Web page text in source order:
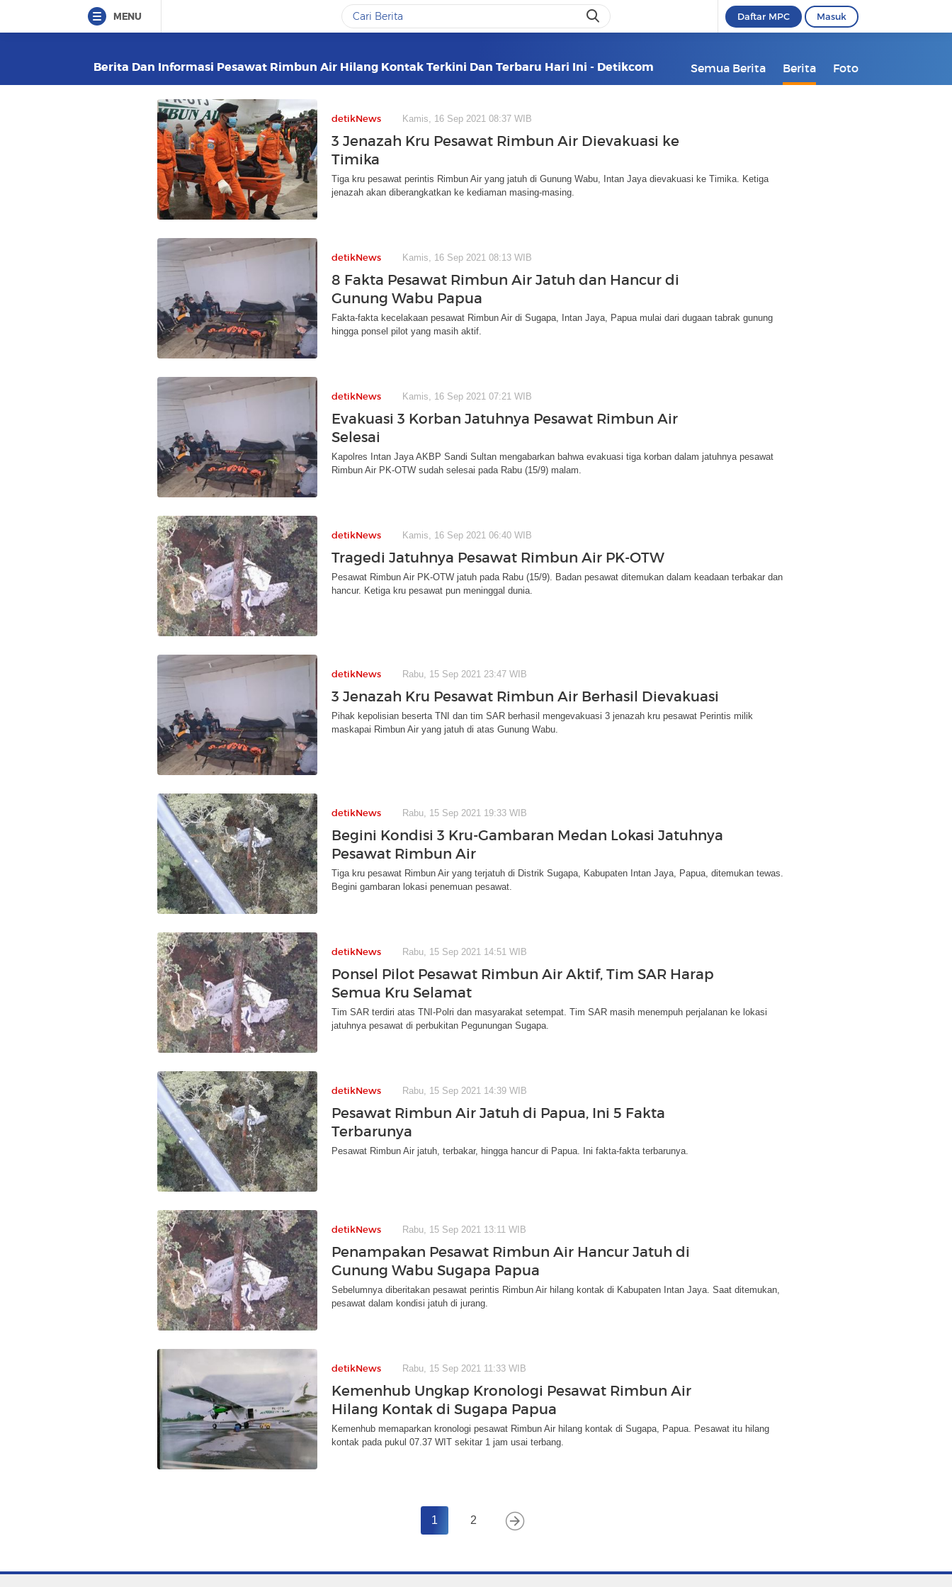
MENU Daftar MPC Masuk
Berita Dan Informasi Pesawat Rimbun Air Hilang Kontak Terkini Dan Terbaru Hari Ini - Detikcom Semua Berita Berita Foto
detikNews Kamis, 16 Sep 2021 08:37 WIB
3 Jenazah Kru Pesawat Rimbun Air Dievakuasi ke
Timika
Tiga kru pesawat perintis Rimbun Air yang jatuh di Gunung Wabu, Intan Jaya dievakuasi ke Timika. Ketiga
jenazah akan diberangkatkan ke kediaman masing-masing.
detikNews Kamis, 16 Sep 2021 08:13 WIB
8 Fakta Pesawat Rimbun Air Jatuh dan Hancur di
Gunung Wabu Papua
Fakta-fakta kecelakaan pesawat Rimbun Air di Sugapa, Intan Jaya, Papua mulai dari dugaan tabrak gunung
hingga ponsel pilot yang masih aktif.
detikNews Kamis, 16 Sep 2021 07:21 WIB
Evakuasi 3 Korban Jatuhnya Pesawat Rimbun Air
Selesai
Kapolres Intan Jaya AKBP Sandi Sultan mengabarkan bahwa evakuasi tiga korban dalam jatuhnya pesawat
Rimbun Air PK-OTW sudah selesai pada Rabu (15/9) malam.
detikNews Kamis, 16 Sep 2021 06:40 WIB
Tragedi Jatuhnya Pesawat Rimbun Air PK-OTW
Pesawat Rimbun Air PK-OTW jatuh pada Rabu (15/9). Badan pesawat ditemukan dalam keadaan terbakar dan
hancur. Ketiga kru pesawat pun meninggal dunia.
detikNews Rabu, 15 Sep 2021 23:47 WIB
3 Jenazah Kru Pesawat Rimbun Air Berhasil Dievakuasi
Pihak kepolisian beserta TNI dan tim SAR berhasil mengevakuasi 3 jenazah kru pesawat Perintis milik
maskapai Rimbun Air yang jatuh di atas Gunung Wabu.
detikNews Rabu, 15 Sep 2021 19:33 WIB
Begini Kondisi 3 Kru-Gambaran Medan Lokasi Jatuhnya
Pesawat Rimbun Air
Tiga kru pesawat Rimbun Air yang terjatuh di Distrik Sugapa, Kabupaten Intan Jaya, Papua, ditemukan tewas.
Begini gambaran lokasi penemuan pesawat.
detikNews Rabu, 15 Sep 2021 14:51 WIB
Ponsel Pilot Pesawat Rimbun Air Aktif, Tim SAR Harap
Semua Kru Selamat
Tim SAR terdiri atas TNI-Polri dan masyarakat setempat. Tim SAR masih menempuh perjalanan ke lokasi
jatuhnya pesawat di perbukitan Pegunungan Sugapa.
detikNews Rabu, 15 Sep 2021 14:39 WIB
Pesawat Rimbun Air Jatuh di Papua, Ini 5 Fakta
Terbarunya
Pesawat Rimbun Air jatuh, terbakar, hingga hancur di Papua. Ini fakta-fakta terbarunya.
detikNews Rabu, 15 Sep 2021 13:11 WIB
Penampakan Pesawat Rimbun Air Hancur Jatuh di
Gunung Wabu Sugapa Papua
Sebelumnya diberitakan pesawat perintis Rimbun Air hilang kontak di Kabupaten Intan Jaya. Saat ditemukan,
pesawat dalam kondisi jatuh di jurang.
detikNews Rabu, 15 Sep 2021 11:33 WIB
Kemenhub Ungkap Kronologi Pesawat Rimbun Air
Hilang Kontak di Sugapa Papua
Kemenhub memaparkan kronologi pesawat Rimbun Air hilang kontak di Sugapa, Papua. Pesawat itu hilang
kontak pada pukul 07.37 WIT sekitar 1 jam usai terbang.
1 2